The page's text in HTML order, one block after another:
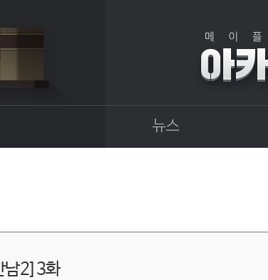
뉴스
남2]3화